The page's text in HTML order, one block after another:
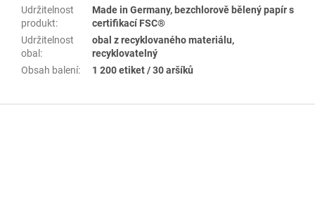
Udržitelnost
produkt:
Made in Germany, bezchlorově bělený papír s
certifikací FSC®
Udržitelnost
obal :
obal z recyklovaného materiálu,
recyklovatelný
Obsah balení: 1 200 etiket / 30 aršíků